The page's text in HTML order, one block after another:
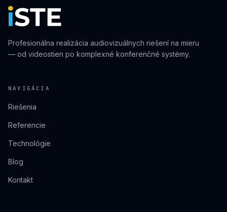
Profesionálna realizácia audiovizuálnych riešení na mieru
— od videostien po komplexné konferenčné systémy.
NAVIGÁCIA
Riešenia
Referencie
Technológie
Blog
Kontakt